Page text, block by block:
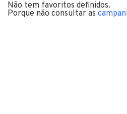
Não tem favoritos definidos.
Porque não consultar as